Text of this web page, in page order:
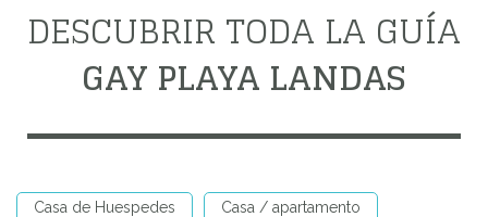
DESCUBRIR TODA LA GUÍA
GAY PLAYA LANDAS
Casa de Huespedes Casa / apartamento